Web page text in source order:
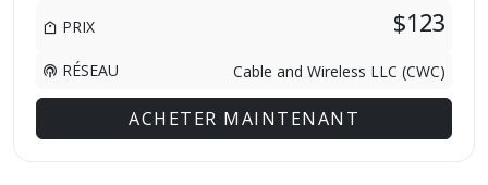
PRIX $123
RÉSEAU Cable and Wireless LLC (CWC)
ACHETER MAINTENANT